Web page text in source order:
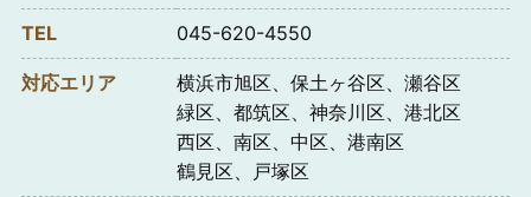
TEL 045-620-4550
対応エリア
横浜市旭区、保土ヶ谷区、瀬谷区
緑区、都筑区、神奈川区、港北区
西区、南区、中区、港南区
鶴見区、戸塚区